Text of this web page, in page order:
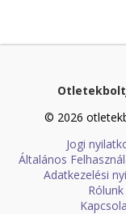
© 2026
Jogi
Általános
Adatkezelési
Rólunk